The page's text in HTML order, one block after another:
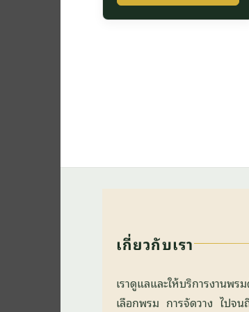
เกี่ยวกับเรา
เราดูแลและให้บริการงานพ
เลือกพรม การจัดวาง ไปจน